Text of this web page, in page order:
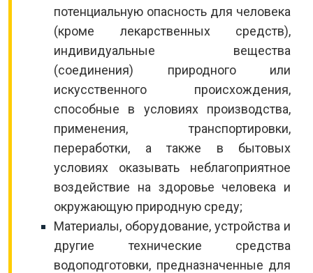
потенциальную опасность для человека
(кроме лекарственных средств),
индивидуальные вещества
(соединения) природного или
искусственного происхождения,
способные в условиях производства,
применения, транспортировки,
переработки, а также в бытовых
условиях оказывать неблагоприятное
воздействие на здоровье человека и
окружающую природную среду;
Материалы, оборудование, устройства и
другие технические средства
водоподготовки, предназначенные для